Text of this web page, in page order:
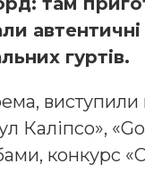
гуртів.
виступили
Каліпсо»,
конкурс